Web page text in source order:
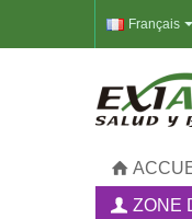
Français
ZONE